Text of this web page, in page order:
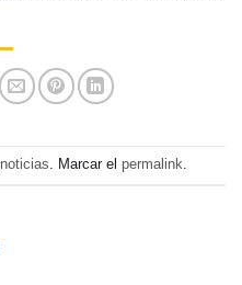
noticias. Marcar el permalink.